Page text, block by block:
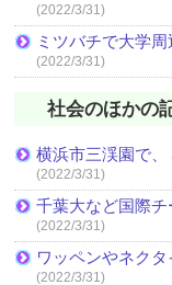
(2022/3/31)
ミツバチで大学
(2022/3/31)
社会のほかの
横浜市三渓園で
(2022/3/31)
千葉大など国際
(2022/3/31)
ワッペンやネク
(2022/3/31)